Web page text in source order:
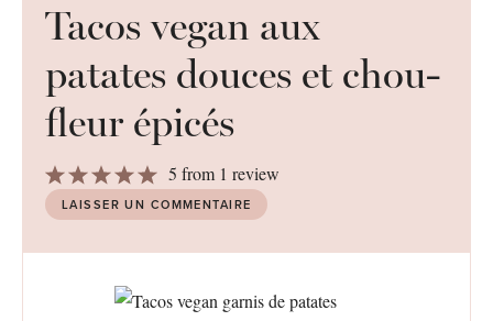
Tacos vegan aux
patates douces et chou-
fleur épicés
5
Stars
4
Stars
3
Stars
2
Stars
1
Star
5 from 1 review
LAISSER UN COMMENTAIRE